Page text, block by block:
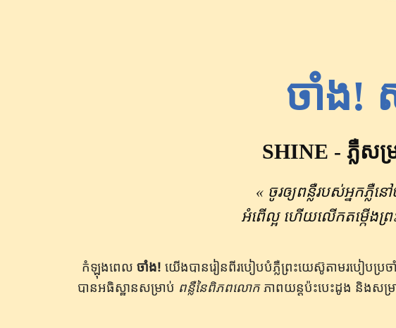
ចាំង!
SHINE - ភ្លឺសម្
« ចូរ​ឲ្យ​ពន្លឺ​របស់​អ្នក​ភ្លឺ​
អំពើល្អ ហើយលើកតម្កើង
កំឡុងពេល ចាំង! យើង​បាន​រៀន​ពី​របៀប​បំភ្លឺ​ព្រះ​យេស៊ូ​តាម​របៀប​ប្រ
បានអធិស្ឋានសម្រាប់ ពន្លឺនៃពិភពលោកភាពយន្ត​ប៉ះ​បេះដូង និង​សម្រា